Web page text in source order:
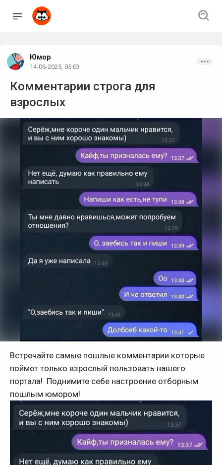
Юмор
14-06-2025, 05:03
Комментарии строга для
взрослых
Встречайте самые пошлые комментарии которые
поймет только взрослый пользовать нашего
портала! Поднимите себе настроение отборным
пошлым юмором!